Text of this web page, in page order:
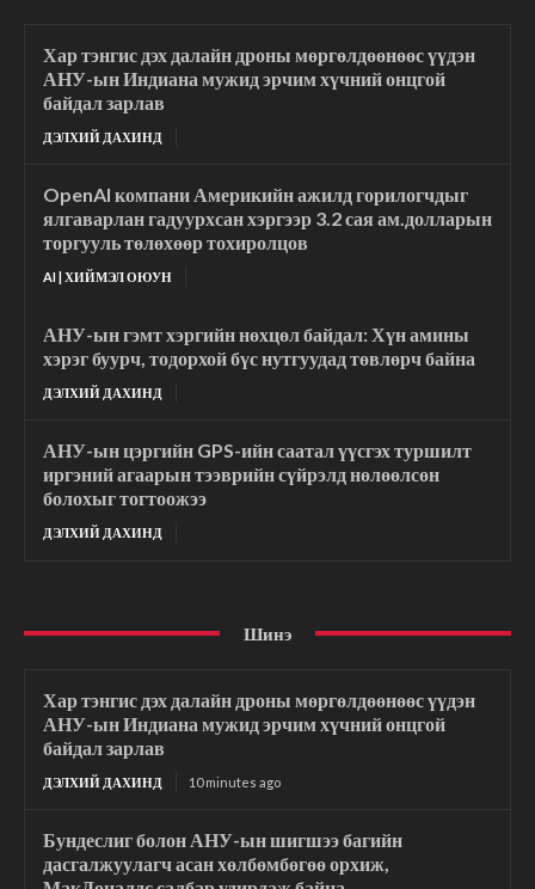
Хар тэнгис дэх далайн дроны мөргөлдөөнөөс үүдэн
АНУ-ын Индиана мужид эрчим хүчний онцгой
байдал зарлав
ДЭЛХИЙ ДАХИНД
OpenAI компани Америкийн ажилд горилогчдыг
ялгаварлан гадуурхсан хэргээр 3.2 сая ам.долларын
торгууль төлөхөөр тохиролцов
AI | ХИЙМЭЛ ОЮУН
АНУ-ын гэмт хэргийн нөхцөл байдал: Хүн амины
хэрэг буурч, тодорхой бүс нутгуудад төвлөрч байна
ДЭЛХИЙ ДАХИНД
АНУ-ын цэргийн GPS-ийн саатал үүсгэх туршилт
иргэний агаарын тээврийн сүйрэлд нөлөөлсөн
болохыг тогтоожээ
ДЭЛХИЙ ДАХИНД
Шинэ
Хар тэнгис дэх далайн дроны мөргөлдөөнөөс үүдэн
АНУ-ын Индиана мужид эрчим хүчний онцгой
байдал зарлав
ДЭЛХИЙ ДАХИНД 10 minutes ago
Бундеслиг болон АНУ-ын шигшээ багийн
дасгалжуулагч асан хөлбөмбөгөө орхиж,